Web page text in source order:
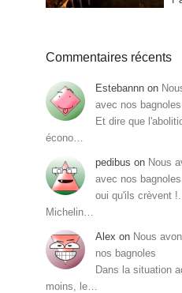
Commentaires récents
Estebannn on
avec nos bagnoles
Et dire que
écono…
pedibus on Nous
avec nos bagnoles
oui qu'ils crèvent
Michelin…
Alex on Nous
nos bagnoles
Dans la situation
moins, le…